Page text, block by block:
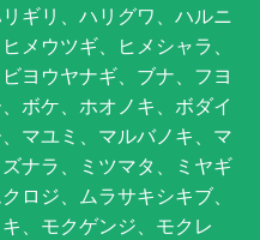
ギリ、ハリグワ、ハルニ
メウツギ、ヒメシャラ、
ヨウヤナギ、ブナ、フヨ
ボケ、ホオノキ、ボダイ
マユミ、マルバノキ、マ
ナラ、ミツマタ、ミヤギ
ロジ、ムラサキシキブ、
、モクゲンジ、モクレ